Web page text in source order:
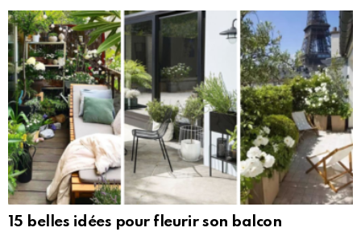
15 belles idées pour fleurir son balcon